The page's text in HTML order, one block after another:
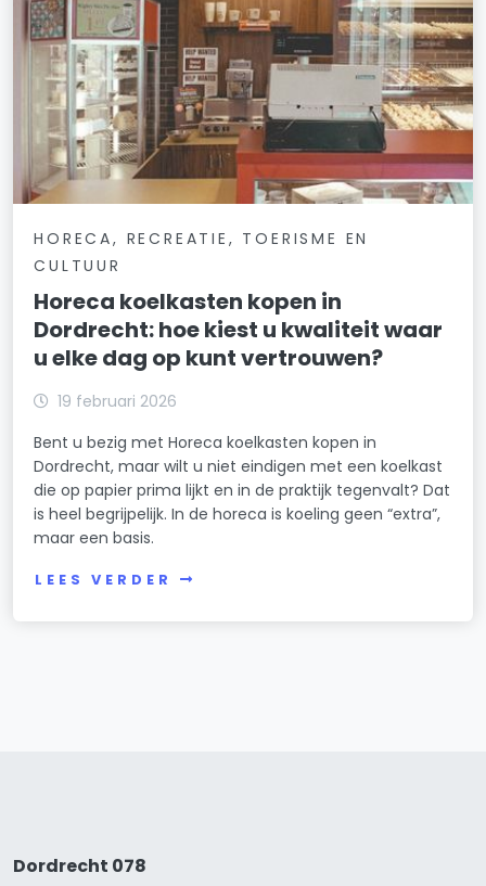
HORECA, RECREATIE, TOERISME EN
CULTUUR
Horeca koelkasten kopen in
Dordrecht: hoe kiest u kwaliteit waar
u elke dag op kunt vertrouwen?
19 februari 2026
Bent u bezig met Horeca koelkasten kopen in
Dordrecht, maar wilt u niet eindigen met een koelkast
die op papier prima lijkt en in de praktijk tegenvalt? Dat
is heel begrijpelijk. In de horeca is koeling geen “extra”,
maar een basis.
LEES VERDER
Dordrecht 078